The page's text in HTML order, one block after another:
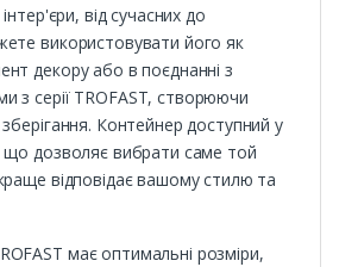
від сучасних до
використовувати його як
декору або в поєднанні з
з серії TROFAST, створюючи
зберігання. Контейнер доступний у
що дозволяє вибрати саме той
відповідає вашому стилю та
має оптимальні розміри,